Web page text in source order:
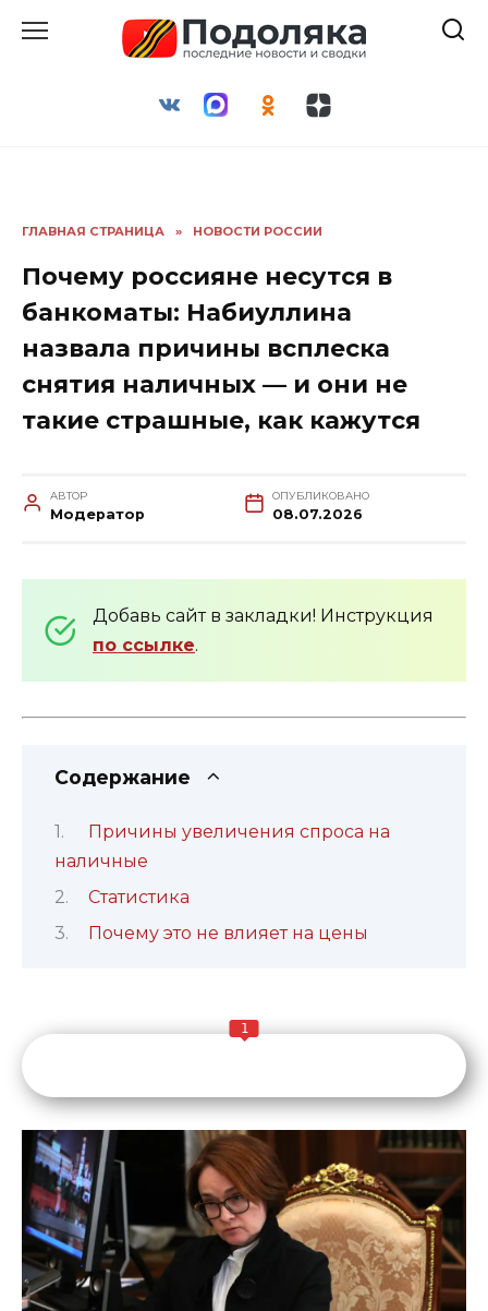
ГЛАВНАЯ СТРАНИЦА » НОВОСТИ РОССИИ
Почему россияне несутся в
банкоматы: Набиуллина
назвала причины всплеска
снятия наличных — и они не
такие страшные, как кажутся
АВТОР
Модератор
ОПУБЛИКОВАНО
08.07.2026
Добавь сайт в закладки! Инструкция
по ссылке.
Содержание
Причины увеличения спроса на
наличные
Статистика
Почему это не влияет на цены
1